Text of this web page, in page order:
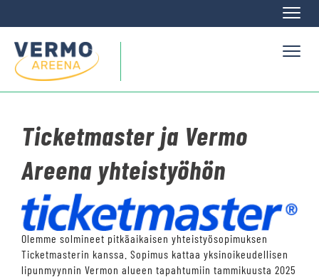
Ticketmaster ja Vermo
Areena yhteistyöhön
Olemme solmineet pitkäaikaisen yhteistyösopimuksen
Ticketmasterin kanssa. Sopimus kattaa yksinoikeudellisen
lipunmyynnin Vermon alueen tapahtumiin tammikuusta 2025